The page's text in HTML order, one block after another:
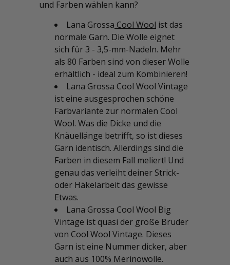
und Farben wählen kann?
Lana Grossa Cool Wool ist das
normale Garn. Die Wolle eignet
sich für 3 - 3,5-mm-Nadeln. Mehr
als 80 Farben sind von dieser Wolle
erhältlich - ideal zum Kombinieren!
Lana Grossa Cool Wool Vintage
ist eine ausgesprochen schöne
Farbvariante zur normalen Cool
Wool. Was die Dicke und die
Knäuellänge betrifft, so ist dieses
Garn identisch. Allerdings sind die
Farben in diesem Fall meliert! Und
genau das verleiht deiner Strick-
oder Häkelarbeit das gewisse
Etwas.
Lana Grossa Cool Wool Big
Vintage ist quasi der große Bruder
von Cool Wool Vintage. Dieses
Garn ist eine Nummer dicker, aber
auch aus 100% Merinowolle.